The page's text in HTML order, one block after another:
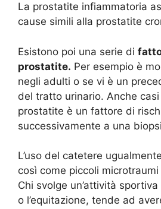
La prostatite infiammatoria
cause simili alla prostatite
Esistono poi una serie di
prostatite. Per esempio è
negli adulti o se vi è un
del tratto urinario. Anche
prostatite è un fattore di
successivamente a una
L’uso del catetere
così come piccoli
Chi svolge un’attività
o l’equitazione, tende ad